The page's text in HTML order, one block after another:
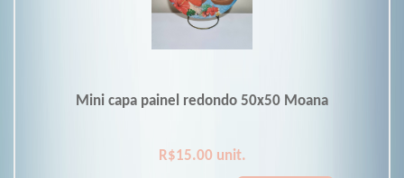
Mini capa painel redondo 50x50 Moana
R$15.00 unit.